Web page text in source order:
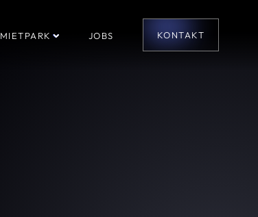
MIETPARK JOBS KONTAKT